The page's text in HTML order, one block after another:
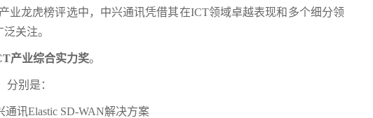
业龙虎榜评选中，中兴通讯凭借其在ICT领域卓越表现和多个细分领
关注。
产业综合实力奖。
别是：
讯Elastic SD-WAN解决方案